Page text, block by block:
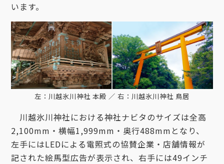
います。
左：川越氷川神社 本殿 ／ 右：川越氷川神社 鳥居
川越氷川神社における神社ナビタのサイズは全高
2,100mm・横幅1,999mm・奥行488mmとなり、
左手にはLEDによる電照式の協賛企業・店舗情報が
記された絵馬型広告が表示され、右手には49インチ